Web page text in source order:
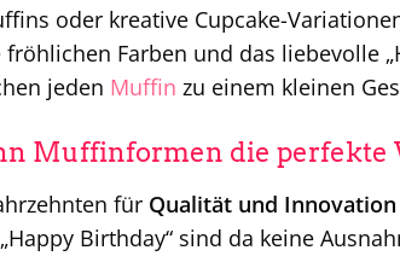
oder kreative Cupcake-
fröhlichen Farben und das liebevolle
jeden Muffin zu einem kleinen
Muffinformen die perfekte
für Qualität und Innovation
Birthday“ sind da keine